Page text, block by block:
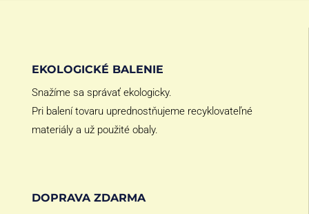
EKOLOGICKÉ BALENIE
Snažíme sa správať ekologicky.
Pri balení tovaru uprednostňujeme recyklovateľné
materiály a už použité obaly.
DOPRAVA ZDARMA